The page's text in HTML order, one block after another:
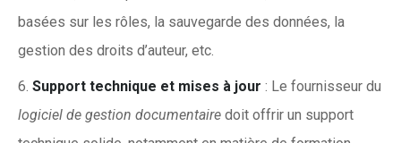
basées sur les rôles, la sauvegarde des données, la
gestion des droits d’auteur, etc.
Support technique et mises à jour : Le fournisseur du
logiciel de gestion documentaire doit offrir un support